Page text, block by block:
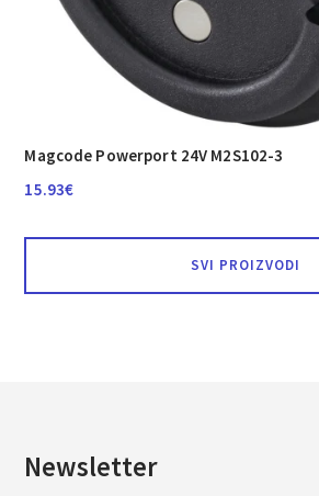
Magcode Powerport 24V M2S102-3
15.93€
SVI PROIZVODI
Newsletter